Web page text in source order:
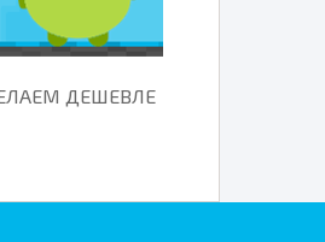
ДЕШЕВЛЕ